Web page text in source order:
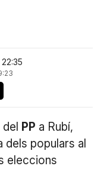
PP a Rubí,
dels populars al
eleccions